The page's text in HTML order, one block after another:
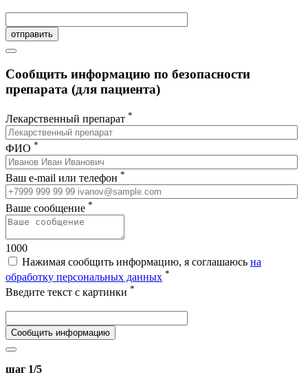
отправить
Сообщить информацию по безопасности
препарата (для пациента)
Лекарственный препарат *
ФИО *
Ваш e-mail или телефон *
Ваше сообщение *
1000
Нажимая сообщить информацию, я соглашаюсь на
обработку персональных данных *
Введите текст с картинки *
Сообщить информацию
шаг 1/5